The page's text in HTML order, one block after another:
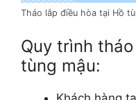
Tháo lắp điều hòa tại Hồ
Quy trình
tùng mậu: